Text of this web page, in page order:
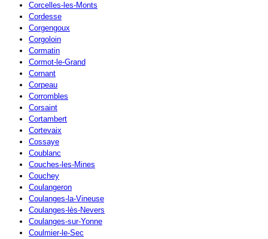
Corcelles-les-Monts
Cordesse
Corgengoux
Corgoloin
Cormatin
Cormot-le-Grand
Cornant
Corpeau
Corrombles
Corsaint
Cortambert
Cortevaix
Cossaye
Coublanc
Couches-les-Mines
Couchey
Coulangeron
Coulanges-la-Vineuse
Coulanges-lès-Nevers
Coulanges-sur-Yonne
Coulmier-le-Sec